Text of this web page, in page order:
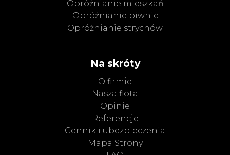
Opróżnianie mieszkań
Opróżnianie piwnic
Opróżnianie strychów
Na skróty
O firmie
Nasza flota
Opinie
Referencje
Cennik i ubezpieczenia
Mapa Strony